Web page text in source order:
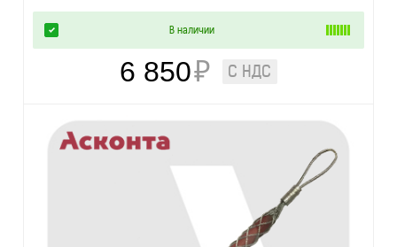
В наличии
6 850₽ С НДС